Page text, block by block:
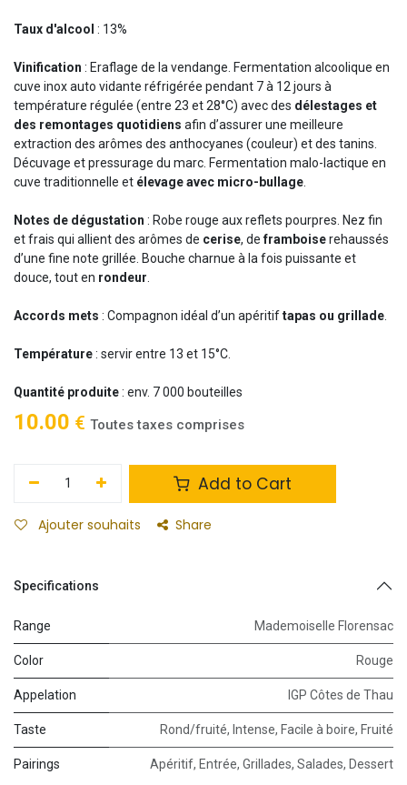
Taux d'alcool : 13%
Vinification : Eraflage de la vendange. Fermentation alcoolique en
cuve inox auto vidante réfrigérée pendant 7 à 12 jours à
température régulée (entre 23 et 28°C) avec des délestages et
des remontages quotidiens afin d’assurer une meilleure
extraction des arômes des anthocyanes (couleur) et des tanins.
Décuvage et pressurage du marc. Fermentation malo-lactique en
cuve traditionnelle et élevage avec micro-bullage.
Notes de dégustation : Robe rouge aux reflets pourpres. Nez fin
et frais qui allient des arômes de cerise, deframboiserehaussés
d’une fine note grillée. Bouche charnue à la fois puissante et
douce, tout en rondeur.
Accords mets : Compagnon idéal d’un apéritiftapas ou grillade.
Température: servir entre 13 et 15°C.
Quantité produite: env. 7 000 bouteilles
10.00 € Toutes taxes comprises
Add to Cart
Ajouter souhaits Share
Specifications
Range Mademoiselle Florensac
Color Rouge
Appelation IGP Côtes de Thau
Taste Rond/fruité, Intense, Facile à boire, Fruité
Pairings Apéritif, Entrée, Grillades, Salades, Dessert